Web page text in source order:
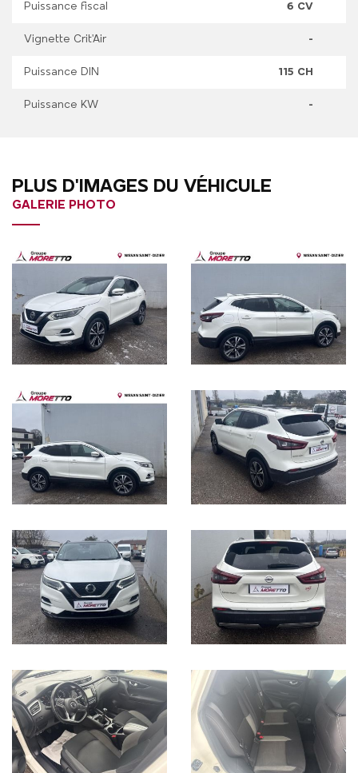
Puissance fiscal 6 CV
Vignette Crit'Air -
Puissance DIN 115 CH
Puissance KW -
PLUS D'IMAGES DU VÉHICULE
GALERIE PHOTO